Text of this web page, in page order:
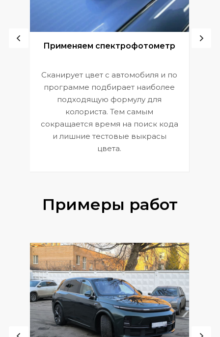
Применяем спектрофотометр
Сканирует цвет с автомобиля и по
программе подбирает наиболее
подходящую формулу для
колориста. Тем самым
сокращается время на поиск кода
и лишние тестовые выкрасы
цвета.
Примеры работ